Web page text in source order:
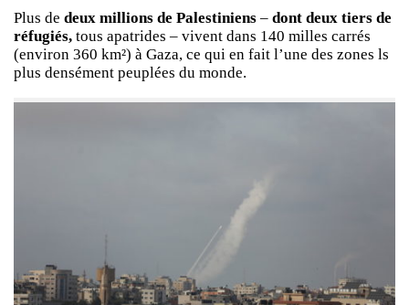
Plus de deux millions de Palestiniens – dont deux tiers de
réfugiés, tous apatrides – vivent dans 140 milles carrés
(environ 360 km²) à Gaza, ce qui en fait l’une des zones ls
plus densément peuplées du monde.